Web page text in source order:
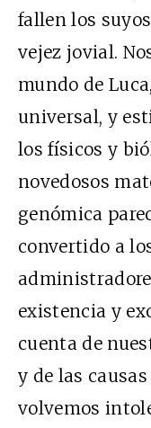
fallen los
vejez jovial.
mundo de
universal, y
los físicos y
novedosos
genómica
convertido a
existencia y
cuenta de
y de las
volvemos